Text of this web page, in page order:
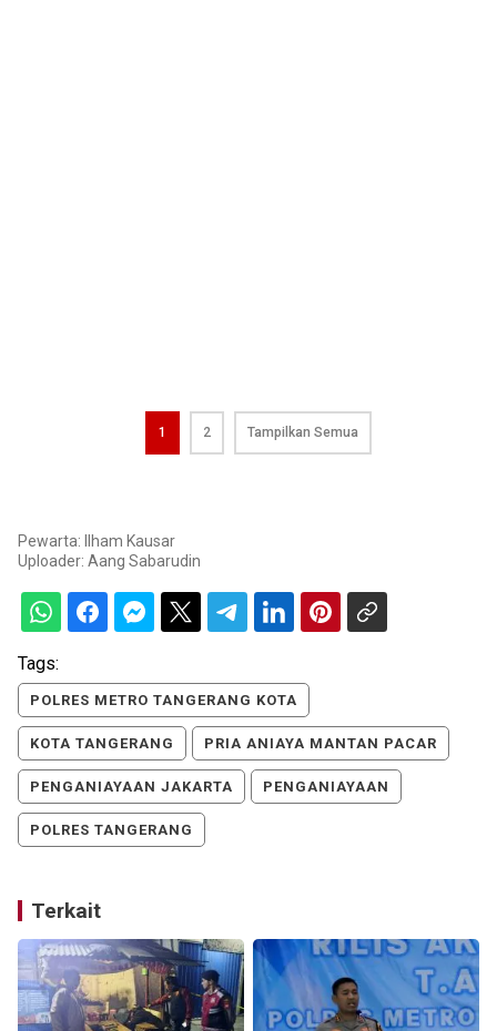
1 2 Tampilkan Semua
Pewarta: Ilham Kausar
Uploader: Aang Sabarudin
Tags:
POLRES METRO TANGERANG KOTA
KOTA TANGERANG PRIA ANIAYA MANTAN PACAR
PENGANIAYAAN JAKARTA PENGANIAYAAN
POLRES TANGERANG
Terkait